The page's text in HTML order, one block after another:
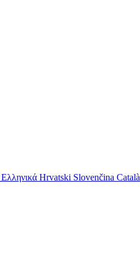
Ελληνικά Hrvatski Slovenčina Català